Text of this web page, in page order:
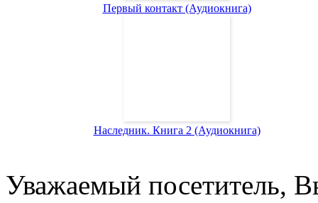
Первый контакт (Аудиокнига)
Наследник. Книга 2 (Аудиокнига)
Уважаемый посетитель,